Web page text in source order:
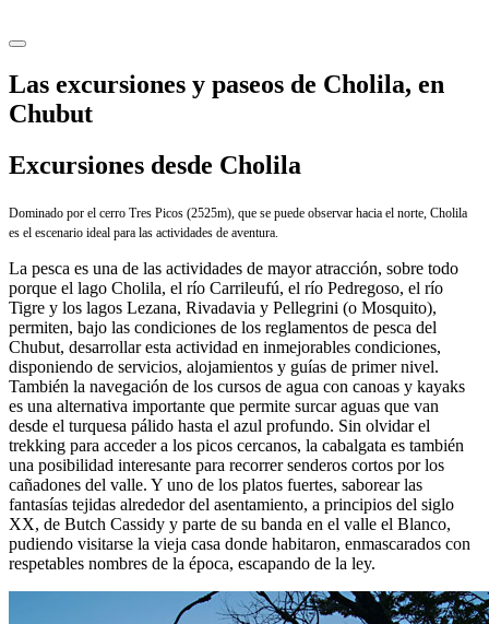
Las excursiones y paseos de Cholila, en
Chubut
Excursiones desde Cholila
Dominado por el cerro Tres Picos (2525m), que se puede observar hacia el norte, Cholila
es el escenario ideal para las actividades de aventura.
La pesca es una de las actividades de mayor atracción, sobre todo
porque el lago Cholila, el río Carrileufú, el río Pedregoso, el río
Tigre y los lagos Lezana, Rivadavia y Pellegrini (o Mosquito),
permiten, bajo las condiciones de los reglamentos de pesca del
Chubut, desarrollar esta actividad en inmejorables condiciones,
disponiendo de servicios, alojamientos y guías de primer nivel.
También la navegación de los cursos de agua con canoas y kayaks
es una alternativa importante que permite surcar aguas que van
desde el turquesa pálido hasta el azul profundo. Sin olvidar el
trekking para acceder a los picos cercanos, la cabalgata es también
una posibilidad interesante para recorrer senderos cortos por los
cañadones del valle. Y uno de los platos fuertes, saborear las
fantasías tejidas alrededor del asentamiento, a principios del siglo
XX, de Butch Cassidy y parte de su banda en el valle el Blanco,
pudiendo visitarse la vieja casa donde habitaron, enmascarados con
respetables nombres de la época, escapando de la ley.